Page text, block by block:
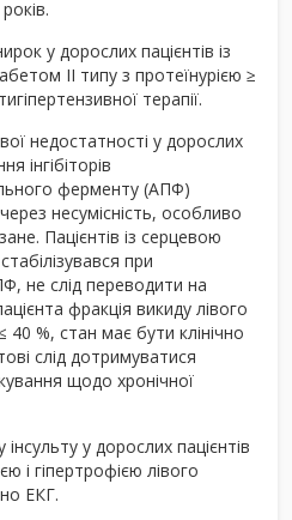
у дорослих пацієнтів із
ІІ типу з протеїнурією ≥
терапії.
недостатності у дорослих
інгібіторів
ферменту (АПФ)
несумісність, особливо
Пацієнтів із серцевою
при
не слід переводити на
фракція викиду лівого
%, стан має бути клінічно
слід дотримуватися
щодо хронічної
у дорослих пацієнтів
і гіпертрофією лівого
ЕКГ.